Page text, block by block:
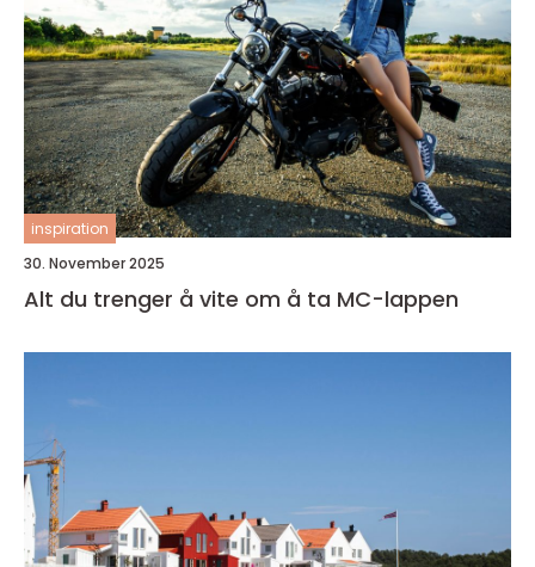
inspiration
30. November 2025
Alt du trenger å vite om å ta MC-lappen